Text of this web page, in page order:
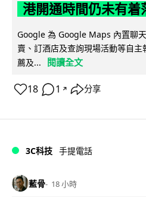
港開通時間仍未有着
Google 為 Google Maps 內置聊
賣、訂酒店及查詢現場活動等自
薦及...
閱讀全文
18 1 ↗ 分享
3C科技 手提電話
藍骨 18 小時